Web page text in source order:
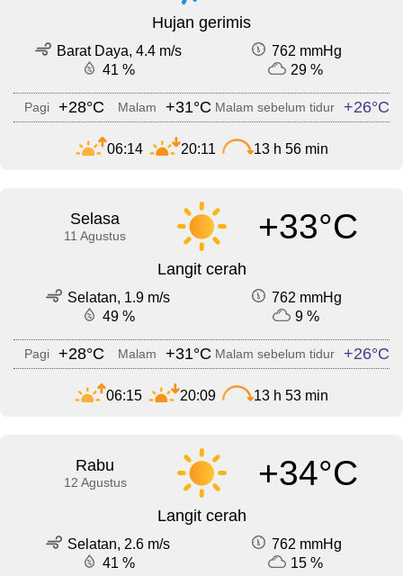
Hujan gerimis
Barat Daya, 4.4 m/s
762 mmHg
41 %
29 %
Pagi +28°C Malam +31°C Malam sebelum tidur +26°C
06:14 20:11 13 h 56 min
Selasa
11 Agustus +33°C
Langit cerah
Selatan, 1.9 m/s
762 mmHg
49 %
9 %
Pagi +28°C Malam +31°C Malam sebelum tidur +26°C
06:15 20:09 13 h 53 min
Rabu
12 Agustus +34°C
Langit cerah
Selatan, 2.6 m/s
762 mmHg
41 %
15 %